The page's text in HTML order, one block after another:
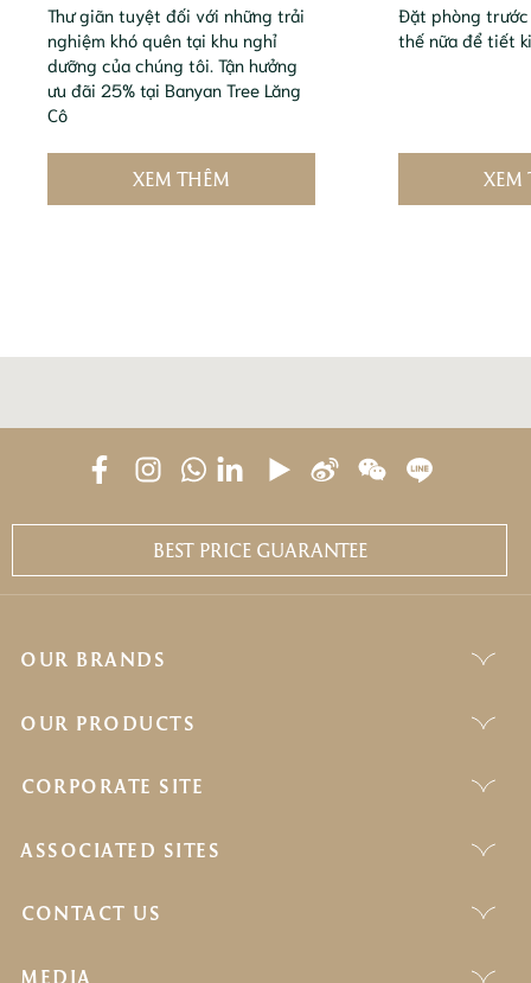
Thư giãn tuyệt đối với những trải
nghiệm khó quên tại khu nghỉ
dưỡng của chúng tôi. Tận hưởng
ưu đãi 25% tại Banyan Tree Lăng
Cô
XEM THÊM
Đặt phòng
thế nữa để tiết
XEM
BEST PRICE GUARANTEE
OUR BRANDS
OUR PRODUCTS
CORPORATE SITE
ASSOCIATED SITES
CONTACT US
MEDIA